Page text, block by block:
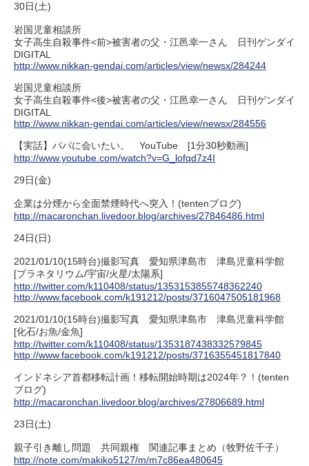
30日(土)
岩国児童相談所
女子高生自殺事件<前>被害者の父・江邑幸一さん 日刊ゲンダイ
DIGITAL
http://www.nikkan-gendai.com/articles/view/newsx/284244
岩国児童相談所
女子高生自殺事件<後>被害者の父・江邑幸一さん 日刊ゲンダイ
DIGITAL
http://www.nikkan-gendai.com/articles/view/newsx/284556
【実話】パパに会いたい。 YouTube [1分30秒動画]
http://www.youtube.com/watch?v=G_lofqd7z4I
29日(金)
企業は分煙から全面禁煙時代へ突入！(tentenブログ)
http://macaronchan.livedoor.blog/archives/27846486.html
24日(日)
2021/01/10(15時台)撮影写真 愛知県津島市 津島児童科学館
[プラネタリウム/宇宙/火星/太陽系]
http://twitter.com/k110408/status/1353153855748362240
http://www.facebook.com/k191212/posts/3716047505181968
2021/01/10(15時台)撮影写真 愛知県津島市 津島児童科学館
[化石/お魚/金魚]
http://twitter.com/k110408/status/1353187438332579845
http://www.facebook.com/k191212/posts/3716355451817840
インドネシア首都移転計画！移転開始時期は2024年？！(tenten
ブログ)
http://macaronchan.livedoor.blog/archives/27806689.html
23日(土)
親子引き離し問題 共同親権 関連記事まとめ（牧野佐千子）
http://note.com/makiko5127/m/m7c86ea480645